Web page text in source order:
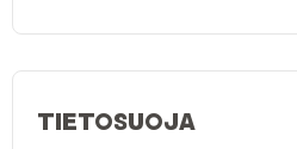
TIETOSUOJA